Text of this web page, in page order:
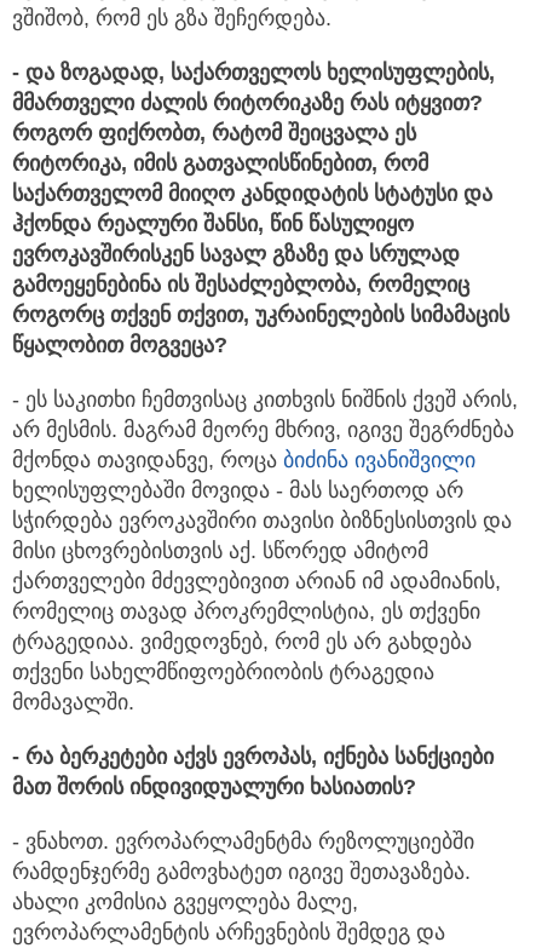
ვშიშობ, რომ ეს გზა შეჩერდება.
- და ზოგადად, საქართველოს ხელისუფლების,
მმართველი ძალის რიტორიკაზე რას იტყვით?
როგორ ფიქრობთ, რატომ შეიცვალა ეს
რიტორიკა, იმის გათვალისწინებით, რომ
საქართველომ მიიღო კანდიდატის სტატუსი და
ჰქონდა რეალური შანსი, წინ წასულიყო
ევროკავშირისკენ სავალ გზაზე და სრულად
გამოეყენებინა ის შესაძლებლობა, რომელიც
როგორც თქვენ თქვით, უკრაინელების სიმამაცის
წყალობით მოგვეცა?
- ეს საკითხი ჩემთვისაც კითხვის ნიშნის ქვეშ არის,
არ მესმის. მაგრამ მეორე მხრივ, იგივე შეგრძნება
მქონდა თავიდანვე, როცა ბიძინა ივანიშვილი
ხელისუფლებაში მოვიდა - მას საერთოდ არ
სჭირდება ევროკავშირი თავისი ბიზნესისთვის და
მისი ცხოვრებისთვის აქ. სწორედ ამიტომ
ქართველები მძევლებივით არიან იმ ადამიანის,
რომელიც თავად პროკრემლისტია, ეს თქვენი
ტრაგედიაა. ვიმედოვნებ, რომ ეს არ გახდება
თქვენი სახელმწიფოებრიობის ტრაგედია
მომავალში.
- რა ბერკეტები აქვს ევროპას, იქნება სანქციები
მათ შორის ინდივიდუალური ხასიათის?
- ვნახოთ. ევროპარლამენტმა რეზოლუციებში
რამდენჯერმე გამოვხატეთ იგივე შეთავაზება.
ახალი კომისია გვეყოლება მალე,
ევროპარლამენტის არჩევნების შემდეგ და